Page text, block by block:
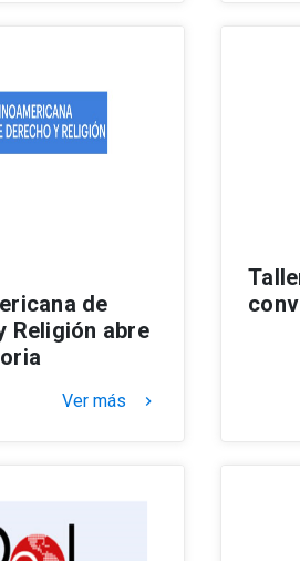
de
Religión abre
Ver más keyboard_arrow_right